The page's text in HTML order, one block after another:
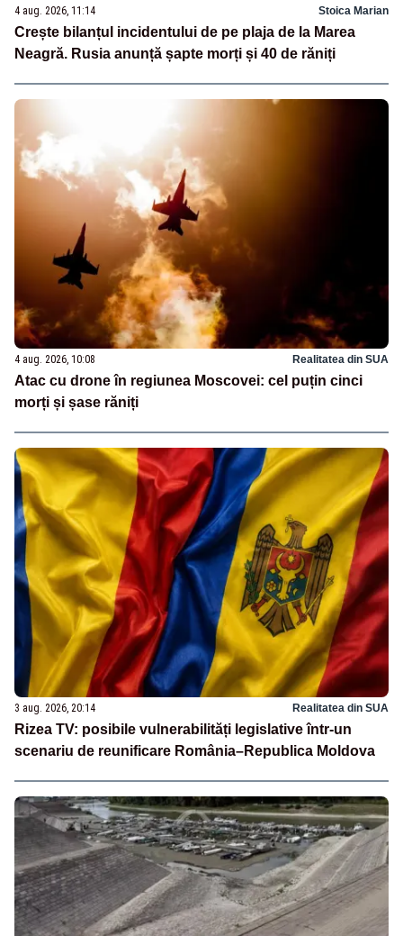
4 aug. 2026, 11:14 Stoica Marian
Crește bilanțul incidentului de pe plaja de la Marea
Neagră. Rusia anunță șapte morți și 40 de răniți
4 aug. 2026, 10:08 Realitatea din SUA
Atac cu drone în regiunea Moscovei: cel puțin cinci
morți și șase răniți
3 aug. 2026, 20:14 Realitatea din SUA
Rizea TV: posibile vulnerabilități legislative într-un
scenariu de reunificare România–Republica Moldova